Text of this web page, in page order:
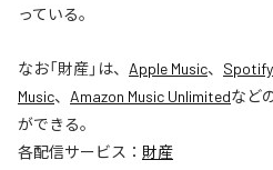
っている。
なお「財産」は、 Apple Music、 Spotify
Music、 Amazon Music Unlimitedなど
ができる。
各配信サービス： 財産